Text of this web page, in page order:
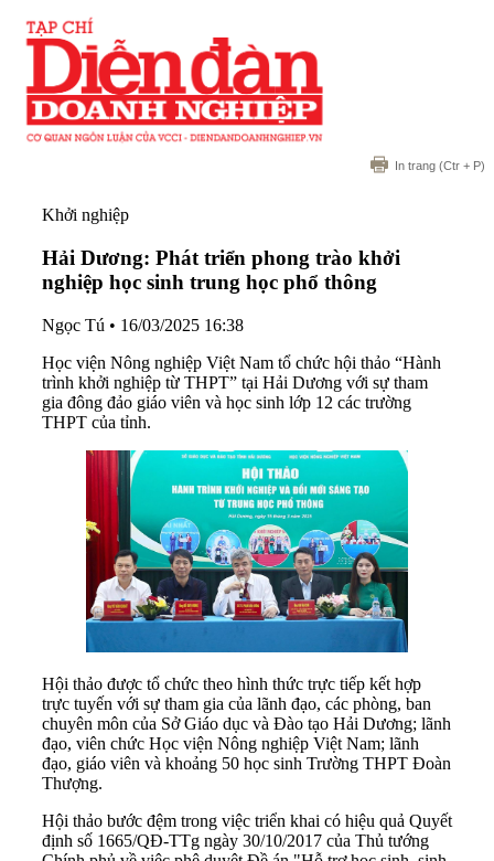
In trang (Ctr + P)
Khởi nghiệp
Hải Dương: Phát triển phong trào khởi
nghiệp học sinh trung học phổ thông
Ngọc Tú • 16/03/2025 16:38
Học viện Nông nghiệp Việt Nam tổ chức hội thảo “Hành
trình khởi nghiệp từ THPT” tại Hải Dương với sự tham
gia đông đảo giáo viên và học sinh lớp 12 các trường
THPT của tỉnh.
Hội thảo được tổ chức theo hình thức trực tiếp kết hợp
trực tuyến với sự tham gia của lãnh đạo, các phòng, ban
chuyên môn của Sở Giáo dục và Đào tạo Hải Dương; lãnh
đạo, viên chức Học viện Nông nghiệp Việt Nam; lãnh
đạo, giáo viên và khoảng 50 học sinh Trường THPT Đoàn
Thượng.
Hội thảo bước đệm trong việc triển khai có hiệu quả Quyết
định số 1665/QĐ-TTg ngày 30/10/2017 của Thủ tướng